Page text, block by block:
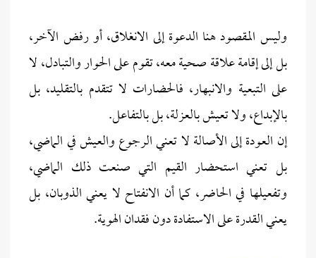
وليس المقصود هنا الدعوة إلى الانغلاق، أو رفض الآخر،
بل إلى إقامة علاقة صحية معه، تقوم على الحوار والتبادل، لا
على التبعية والانبهار، فالحضارات لا تتقدم بالتقليد، بل
بالإبداع، ولا تعيش بالعزلة، بل بالتفاعل.
إن العودة إلى الأصالة لا تعني الرجوع والعيش في الماضي،
بل تعني استحضار القيم التي صنعت ذلك الماضي،
وتفعيلها في الحاضر، كما أن الانفتاح لا يعني الذوبان، بل
يعني القدرة على الاستفادة دون فقدان الهوية.